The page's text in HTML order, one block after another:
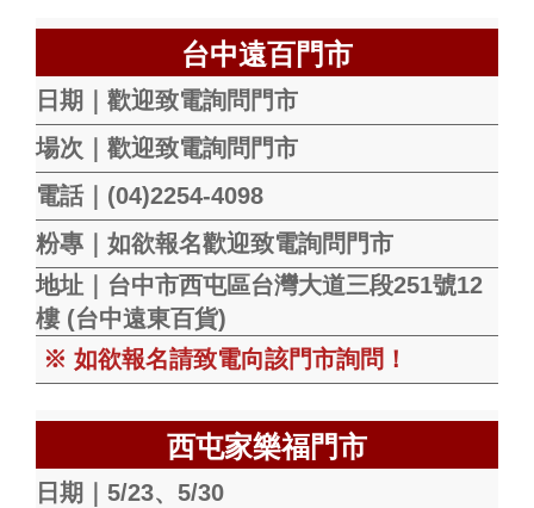
台中遠百門市
日期｜歡迎致電詢問門市
場次｜歡迎致電詢問門市
電話｜(04)2254-4098
粉專｜如欲報名歡迎致電詢問門市
地址｜台中市西屯區台灣大道三段251號12
樓 (台中遠東百貨)
※ 如欲報名請致電向該門市詢問！
西屯家樂福門市
日期｜5/23、5/30